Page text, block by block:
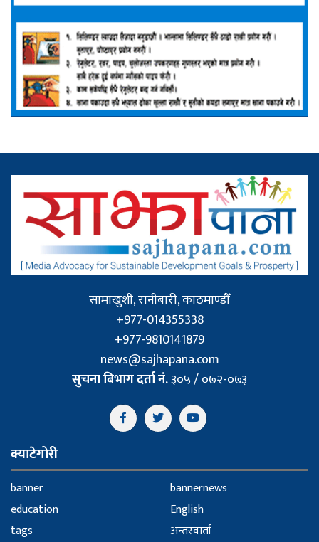
सामाखुशी, रानीबारी, काठमाण्डौँ
+977-014355338
+977-9810141879
news@sajhapana.com
सुचना बिभाग दर्ता नं.३०५ / ०७२-०७३
क्याटेगोरी
banner
bannernews
education
English
tags
अन्तरवार्ता